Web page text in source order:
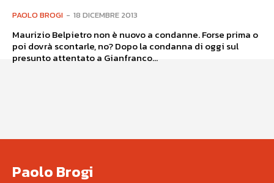
PAOLO BROGI - 18 DICEMBRE 2013
Maurizio Belpietro non è nuovo a condanne. Forse prima o
poi dovrà scontarle, no? Dopo la condanna di oggi sul
presunto attentato a Gianfranco...
Paolo Brogi